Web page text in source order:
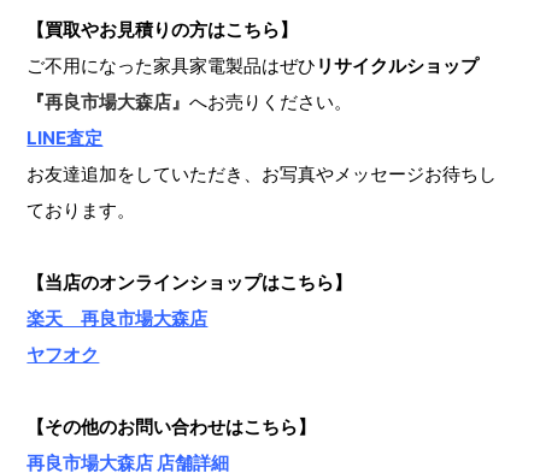
【買取やお見積りの方はこちら】
ご不用になった家具家電製品はぜひ リサイクルショップ
『再良市場大森店』へお売りください。
LINE査定
お友達追加をしていただき、お写真やメッセージお待ちし
ております。
【当店のオンラインショップはこちら】
楽天 再良市場大森店
ヤフオク
【その他のお問い合わせはこちら】
再良市場大森店 店舗詳細